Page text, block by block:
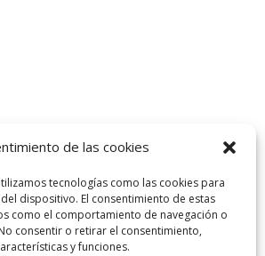
de las cookies
tecnologías como las cookies para
dispositivo. El consentimiento de estas
como el comportamiento de navegación o
consentir o retirar el consentimiento,
y funciones.